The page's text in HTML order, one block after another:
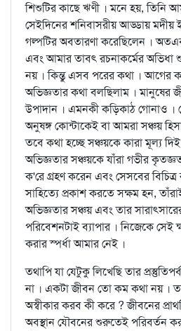
শিশুটির কাছে ঋণী । মনে হয়, তিনি
সেইদিনের শনিবাসরীয় আড্ডায় মদীয়
গল্পটির অবতারণা করেছিলেন ।
এবং আমার তাবৎ রচনাকর্মের অভিধা
নয় । কিন্তু এসব পরের কথা । আগের
অভিজ্ঞতার কথা বলছিলাম । মানুষের
উপাদান । এমনকী কড়িকাঠ গোনাও ।
অনুষঙ্গ কোন্টাকেই বা আমরা সঞ্চয়
তবে কথা হচ্ছে সঞ্চয়কে কারা মূল্য
অভিজ্ঞতার সঞ্চয়কে যাঁরা গভীর
ক'রে গ্রহণ করেন এবং সেসবের
সাহিত্যে প্রকাশ করতে সক্ষম হন,
অভিজ্ঞতার সঞ্চয় এবং তার
পরিবেশনটাই ব্যাপার । নিজেকে সেই
করার স্পর্ধা আমার নেই ।
তথাপি যা যেটুকু লিখেছি তার
না । একটা জীবন তো কম কথা নয় ।
অস্বীকার করব কী করে ? জীবনের
অবস্থান যৌবনের শুরুতেই পরিবর্তন